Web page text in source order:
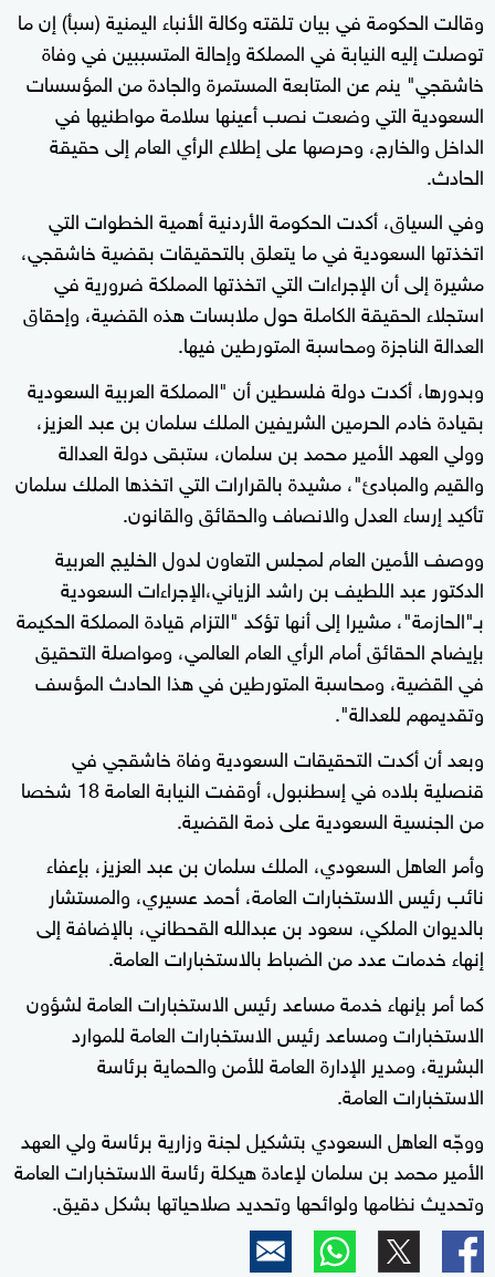
وقالت الحكومة في بيان تلقته وكالة الأنباء اليمنية (سبأ) إن ما
توصلت إليه النيابة في المملكة وإحالة المتسببين في وفاة
خاشقجي" ينم عن المتابعة المستمرة والجادة من المؤسسات
السعودية التي وضعت نصب أعينها سلامة مواطنيها في
الداخل والخارج، وحرصها على إطلاع الرأي العام إلى حقيقة
الحادث.
وفي السياق، أكدت الحكومة الأردنية أهمية الخطوات التي
اتخذتها السعودية في ما يتعلق بالتحقيقات بقضية خاشقجي،
مشيرة إلى أن الإجراءات التي اتخذتها المملكة ضرورية في
استجلاء الحقيقة الكاملة حول ملابسات هذه القضية، وإحقاق
العدالة الناجزة ومحاسبة المتورطين فيها.
وبدورها، أكدت دولة فلسطين أن "المملكة العربية السعودية
بقيادة خادم الحرمين الشريفين الملك سلمان بن عبد العزيز،
وولي العهد الأمير محمد بن سلمان، ستبقى دولة العدالة
والقيم والمبادئ"، مشيدة بالقرارات التي اتخذها الملك سلمان
تأكيد إرساء العدل والانصاف والحقائق والقانون.
ووصف الأمين العام لمجلس التعاون لدول الخليج العربية
الدكتور عبد اللطيف بن راشد الزياني،الإجراءات السعودية
بـ"الحازمة"، مشيرا إلى أنها تؤكد "التزام قيادة المملكة الحكيمة
بإيضاح الحقائق أمام الرأي العام العالمي، ومواصلة التحقيق
في القضية، ومحاسبة المتورطين في هذا الحادث المؤسف
وتقديمهم للعدالة".
وبعد أن أكدت التحقيقات السعودية وفاة خاشقجي في
قنصلية بلاده في إسطنبول، أوقفت النيابة العامة 18 شخصا
من الجنسية السعودية على ذمة القضية.
وأمر العاهل السعودي، الملك سلمان بن عبد العزيز، بإعفاء
نائب رئيس الاستخبارات العامة، أحمد عسيري، والمستشار
بالديوان الملكي، سعود بن عبدالله القحطاني، بالإضافة إلى
إنهاء خدمات عدد من الضباط بالاستخبارات العامة.
كما أمر بإنهاء خدمة مساعد رئيس الاستخبارات العامة لشؤون
الاستخبارات ومساعد رئيس الاستخبارات العامة للموارد
البشرية، ومدير الإدارة العامة للأمن والحماية برئاسة
الاستخبارات العامة.
ووجّه العاهل السعودي بتشكيل لجنة وزارية برئاسة ولي العهد
الأمير محمد بن سلمان لإعادة هيكلة رئاسة الاستخبارات العامة
وتحديث نظامها ولوائحها وتحديد صلاحياتها بشكل دقيق.